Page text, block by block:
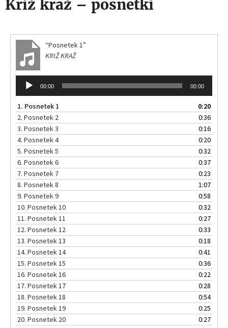
Križ kraž – posnetki
“Posnetek 1”
KRIŽ KRAŽ
Audio
Player
00:00 00:00
1. Posnetek 1
0:20
2. Posnetek 2
0:36
3. Posnetek 3
0:16
4. Posnetek 4
0:20
5. Posnetek 5
0:32
6. Posnetek 6
0:37
7. Posnetek 7
0:23
8. Posnetek 8
1:07
9. Posnetek 9
0:58
10. Posnetek 10
0:32
11. Posnetek 11
0:27
12. Posnetek 12
0:33
13. Posnetek 13
0:18
14. Posnetek 14
0:41
15. Posnetek 15
0:36
16. Posnetek 16
0:22
17. Posnetek 17
0:28
18. Posnetek 18
0:54
19. Posnetek 19
0:25
20. Posnetek 20
0:27